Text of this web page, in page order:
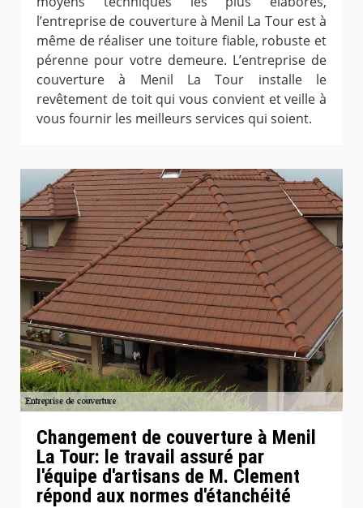
l’entreprise de couverture à Menil La Tour est à
même de réaliser une toiture fiable, robuste et
pérenne pour votre demeure. L’entreprise de
couverture à Menil La Tour installe le
revêtement de toit qui vous convient et veille à
vous fournir les meilleurs services qui soient.
Changement de couverture à Menil
La Tour: le travail assuré par
l'équipe d'artisans de M. Clement
répond aux normes d'étanchéité